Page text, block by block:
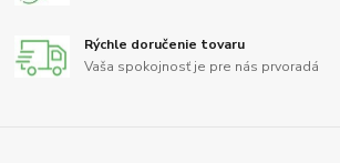
Rýchle doručenie tovaru
Vaša spokojnosť je pre nás prvoradá